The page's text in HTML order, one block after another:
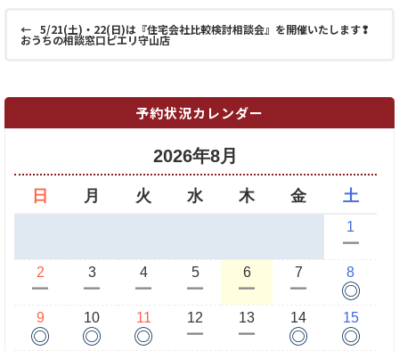
← 5/21(土)・22(日)は『住宅会社比較検討相談会』を開催いたします❢
おうちの相談窓口ピエリ守山店
予約状況カレンダー
2026年8月
日 月 火 水 木 金 土
1
ー
2
ー
3
ー
4
ー
5
ー
6
ー
7
ー
8
◎
9
◎
10
◎
11
◎
12
ー
13
ー
14
◎
15
◎